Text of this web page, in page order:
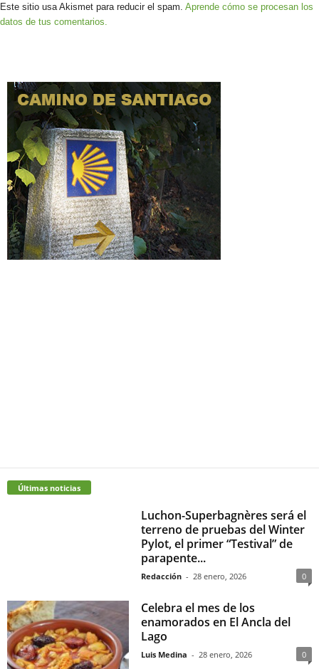
Este sitio usa Akismet para reducir el spam. Aprende cómo se procesan los
datos de tus comentarios.
Últimas noticias
Luchon-Superbagnères será el
terreno de pruebas del Winter
Pylot, el primer “Testival” de
parapente...
Redacción - 28 enero, 2026 0
Celebra el mes de los
enamorados en El Ancla del
Lago
Luis Medina - 28 enero, 2026 0